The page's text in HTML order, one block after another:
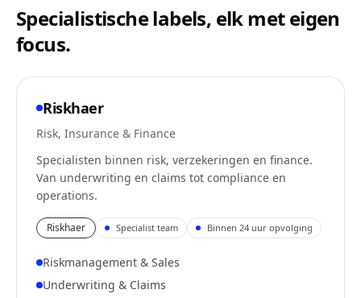
Specialistische labels, elk met eigen
focus.
Riskhaer
Risk, Insurance & Finance
Specialisten binnen risk, verzekeringen en finance.
Van underwriting en claims tot compliance en
operations.
Riskhaer Specialist team Binnen 24 uur opvolging
Riskmanagement & Sales
Underwriting & Claims